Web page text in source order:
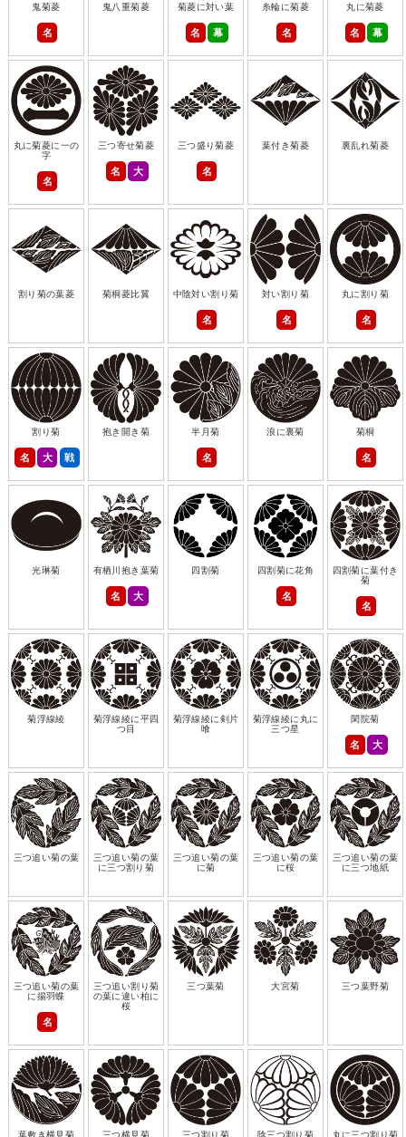
鬼菊菱
名
鬼八重菊菱 菊菱に対い葉
名 幕
糸輪に菊菱
名
丸に菊菱
名 幕
丸に菊菱に一の
字
名
三つ寄せ菊菱
名 大
三つ盛り菊菱
名
葉付き菊菱 裏乱れ菊菱
割り菊の葉菱 菊桐菱比翼 中陰対い割り菊
名
対い割り菊
名
丸に割り菊
名
割り菊
名 大 戦
抱き開き菊 半月菊
名
浪に裏菊 菊桐
名
光琳菊 有栖川抱き葉菊
名 大
四割菊 四割菊に花角
名
四割菊に葉付き
菊
名
菊浮線綾
菊浮線綾に平四
つ目
菊浮線綾に剣片
喰
菊浮線綾に丸に
三つ星
閑院菊
名 大
三つ追い菊の葉
三つ追い菊の葉
に三つ割り菊
三つ追い菊の葉
に菊
三つ追い菊の葉
に桜
三つ追い菊の葉
に三つ地紙
三つ追い菊の葉
に揚羽蝶
名
三つ追い割り菊
の葉に違い柏に
桜
三つ葉菊 大宮菊 三つ葉野菊
葉敷き横見菊 三つ横見菊 三つ割り菊 陰三つ割り菊 丸に三つ割り菊